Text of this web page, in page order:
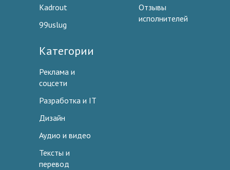
Kadrout
99uslug
Отзывы
исполнителей
Категории
Реклама и
соцсети
Разработка и IT
Дизайн
Аудио и видео
Тексты и
перевод